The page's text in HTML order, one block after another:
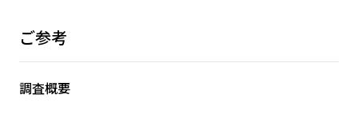
ご参考
調査概要